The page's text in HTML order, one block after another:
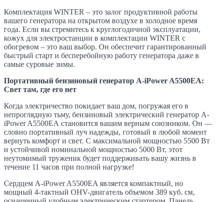
Комплектация WINTER – это залог продуктивной работы
вашего генератора на открытом воздухе в холодное время
года. Если вы стремитесь к круглогодичной эксплуатации,
кожух для электростанции в комплектации WINTER с
обогревом – это ваш выбор. Он обеспечит гарантированный
быстрый старт и бесперебойную работу генератора даже в
самые суровые зимы.
Портативный бензиновый генератор A-iPower A5500EA:
Cвет там, где его нет
Когда электричество покидает ваш дом, погружая его в
непроглядную тьму, бензиновый электрический генератор A-
iPower A5500ЕА становится вашим верным союзником. Он —
словно портативный луч надежды, готовый в любой момент
вернуть комфорт и свет. С максимальной мощностью 5500 Вт
и устойчивой номинальной мощностью 5000 Вт, этот
неутомимый труженик будет поддерживать вашу жизнь в
течение 11 часов при полной нагрузке!
Сердцем A-iPower A5500EA является компактный, но
мощный 4-тактный OHV-двигатель объемом 389 куб. см,